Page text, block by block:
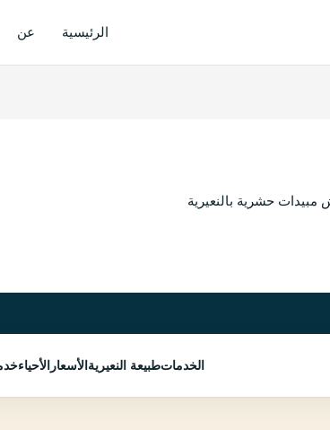
الرئيسية عن
الخدماتطبيعة النعيرية الأسعار الأحياء